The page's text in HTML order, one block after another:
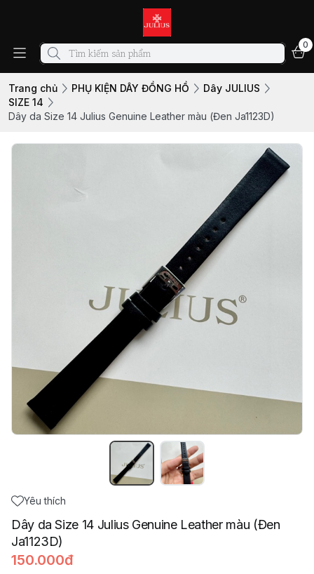
0
Trang chủ PHỤ KIỆN DÂY ĐỒNG HỒ
Dây JULIUS
SIZE 14
Dây da Size 14 Julius Genuine Leather màu (Đen Ja1123D)
Yêu thích
Dây da Size 14 Julius Genuine Leather màu (Đen
Ja1123D)
150.000đ